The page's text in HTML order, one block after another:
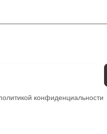
конфиденциальности